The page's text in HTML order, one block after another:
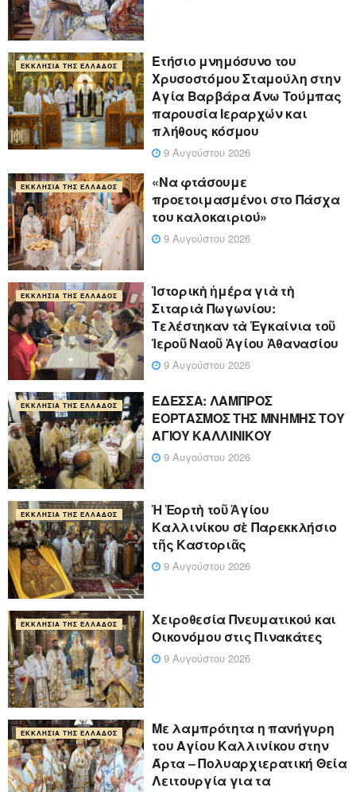
ΕΚΚΛΗΣΊΑ ΤΗΣ ΕΛΛΆΔΟΣ
Ετήσιο μνημόσυνο του
Χρυσοστόμου Σταμούλη στην
Αγία Βαρβάρα Άνω Τούμπας
παρουσία Ιεραρχών και
πλήθους κόσμου
9 Αυγούστου 2026
ΕΚΚΛΗΣΊΑ ΤΗΣ ΕΛΛΆΔΟΣ
«Να φτάσουμε
προετοιμασμένοι στο Πάσχα
του καλοκαιριού»
9 Αυγούστου 2026
ΕΚΚΛΗΣΊΑ ΤΗΣ ΕΛΛΆΔΟΣ
Ἱστορικὴ ἡμέρα γιὰ τὴ
Σιταριὰ Πωγωνίου:
Τελέστηκαν τὰ Ἐγκαίνια τοῦ
Ἱεροῦ Ναοῦ Ἁγίου Ἀθανασίου
9 Αυγούστου 2026
ΕΚΚΛΗΣΊΑ ΤΗΣ ΕΛΛΆΔΟΣ
ΕΔΕΣΣΑ: ΛΑΜΠΡΟΣ
ΕΟΡΤΑΣΜΟΣ ΤΗΣ ΜΝΗΜΗΣ ΤΟΥ
ΑΓΙΟΥ ΚΑΛΛΙΝΙΚΟΥ
9 Αυγούστου 2026
ΕΚΚΛΗΣΊΑ ΤΗΣ ΕΛΛΆΔΟΣ
Ἡ Ἑορτὴ τοῦ Ἁγίου
Καλλινίκου σὲ Παρεκκλήσιο
τῆς Καστοριᾶς
9 Αυγούστου 2026
ΕΚΚΛΗΣΊΑ ΤΗΣ ΕΛΛΆΔΟΣ
Χειροθεσία Πνευματικού και
Οικονόμου στις Πινακάτες
9 Αυγούστου 2026
ΕΚΚΛΗΣΊΑ ΤΗΣ ΕΛΛΆΔΟΣ
Με λαμπρότητα η πανήγυρη
του Αγίου Καλλινίκου στην
Άρτα – Πολυαρχιερατική Θεία
Λειτουργία για τα